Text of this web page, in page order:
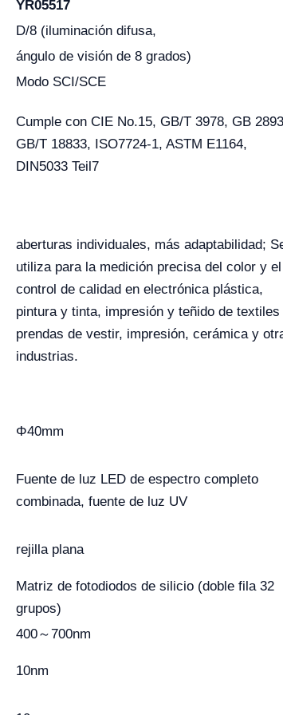
YR05517
D/8 (iluminación difusa,
ángulo de visión de 8 grados)
Modo SCI/SCE
Cumple con CIE No.15, GB/T 3978, GB
GB/T 18833, ISO7724-1, ASTM E1164,
DIN5033 Teil7
aberturas individuales, más adaptabilidad;
utiliza para la medición precisa del color y el
control de calidad en electrónica plástica,
pintura y tinta, impresión y teñido de textiles
prendas de vestir, impresión, cerámica y
industrias.
Φ40mm
Fuente de luz LED de espectro completo
combinada, fuente de luz UV
rejilla plana
Matriz de fotodiodos de silicio (doble fila 32
grupos)
400～700nm
10nm